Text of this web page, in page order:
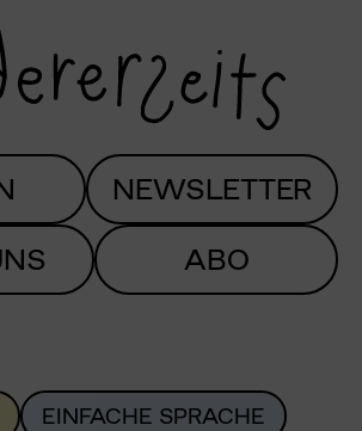
NEWSLETTER
ABO
EINFACHE SPRACHE